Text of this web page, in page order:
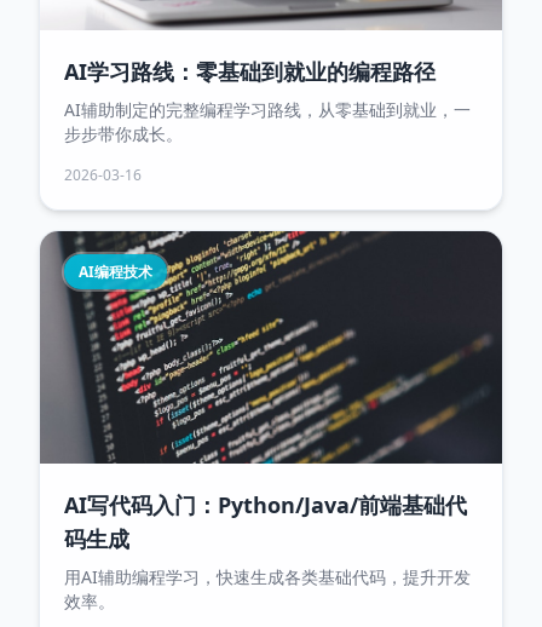
AI学习路线：零基础到就业的编程路径
AI辅助制定的完整编程学习路线，从零基础到就业，一
步步带你成长。
2026-03-16
AI编程技术
AI写代码入门：Python/Java/前端基础代
码生成
用AI辅助编程学习，快速生成各类基础代码，提升开发
效率。